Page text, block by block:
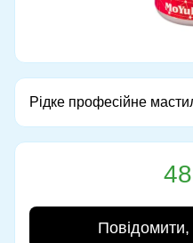
Рідке професійне
Повідомити,